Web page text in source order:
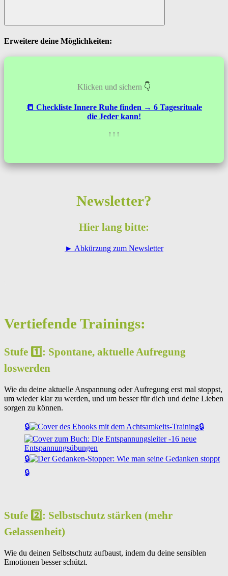
Suchen
Erweitere deine Möglichkeiten:
Klicken und sichern 👇
📒 Checkliste Innere Ruhe finden → 6 Tagesrituale
die Jeder kann!
↑↑↑
Newsletter?
Hier lang bitte:
► Abkürzung zum Newsletter
Vertiefende Trainings:
Stufe 1️⃣: Spontane, aktuelle Aufregung
loswerden
Wie du deine aktuelle Anspannung oder Aufregung erst mal stoppst,
um wieder klar zu werden, und um besser für dich und deine Lieben
sorgen zu können.
🔒 🔒
🔒
🔒
Stufe 2️⃣: Selbstschutz stärken (mehr
Gelassenheit)
Wie du deinen Selbstschutz aufbaust, indem du deine sensiblen
Emotionen besser schützt.